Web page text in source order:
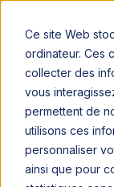
Ce site Web
ordinateur. Ces
collecter des
vous
permettent de
utilisons ces
personnaliser
ainsi que pour